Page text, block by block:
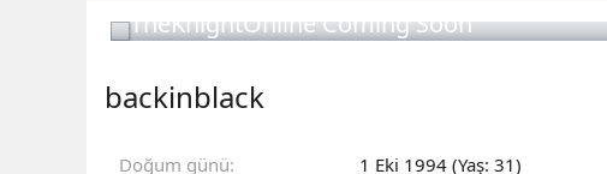
TheKnightOnline Coming Soon
backinblack
Doğum günü
1 Eki 1994 (Yaş: 31)